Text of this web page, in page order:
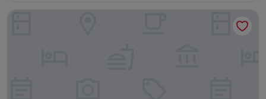
Bewertungen)